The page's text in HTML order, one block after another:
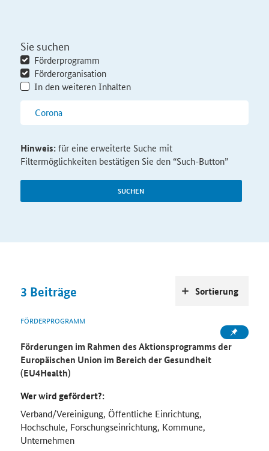
Sie suchen
Förderprogramm
Förderorganisation
In den weiteren Inhalten
SUCHEN
Hinweis:für eine erweiterte Suche mit
Filtermöglichkeiten bestätigen Sie den “Such-Button”
3 Beiträge
FÖRDERPROGRAMM
Förderungen im Rahmen des Aktionsprogramms der
Europäischen Union im Bereich der Gesundheit
(EU4Health)
Wer wird gefördert?:
Verband/Vereinigung, Öffentliche Einrichtung,
Hochschule, Forschungseinrichtung, Kommune,
Unternehmen
Sortierung